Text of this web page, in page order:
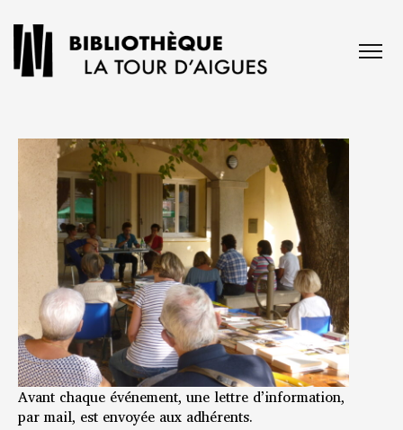
Avant chaque événement, une lettre d’information,
par mail, est envoyée aux adhérents.